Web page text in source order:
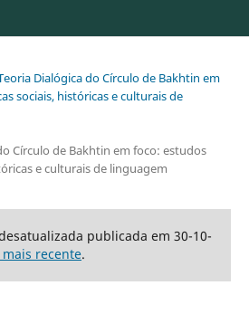
Dialógica do Círculo de Bakhtin em
sociais, históricas e culturais de
Círculo de Bakhtin em foco: estudos
e culturais de linguagem
publicada em 30-10-
mais recente.